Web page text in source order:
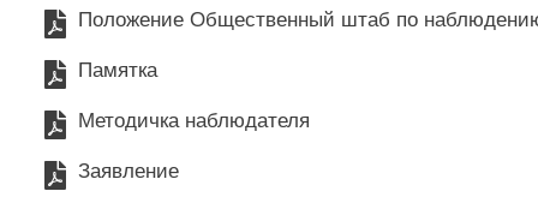
Положение Общественный штаб по
Памятка
Методичка наблюдателя
Заявление